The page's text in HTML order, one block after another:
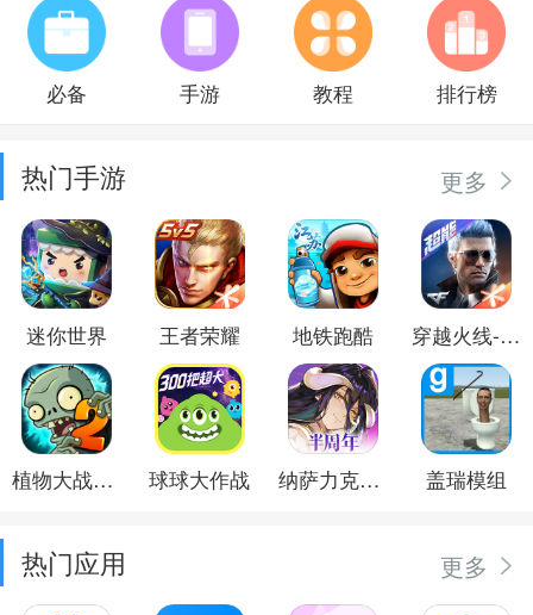
必备 手游 教程 排行榜
热门手游 更多
迷你世界 王者荣耀 地铁跑酷 穿越火线-枪战王者
植物大战僵尸2 球球大作战 纳萨力克之王 盖瑞模组
热门应用 更多